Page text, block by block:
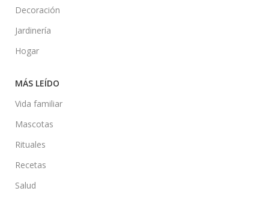
Decoración
Jardinería
Hogar
MÁS LEÍDO
Vida familiar
Mascotas
Rituales
Recetas
Salud